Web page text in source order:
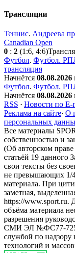
Трансляции
Теннис. Андреева
Canadian Open
0 : 2 (1:6, 4:6)
Футбол. Футбол.
трансляция
Начнётся 08.08.2026
Футбол. Футбол.
Начнётся 08.08.2026
RSS · Новости по E-
Реклама на сайте· О
персональных
Все материалы
собственностью и
(Об авторском
статьёй 19 данного
свои тексты без
не превышающих 1/4
материала. При
заметная,
https://www.sport.ru.
объёма материала
разрешения
СМИ ЭЛ №ФС77-
службой по
технологий и